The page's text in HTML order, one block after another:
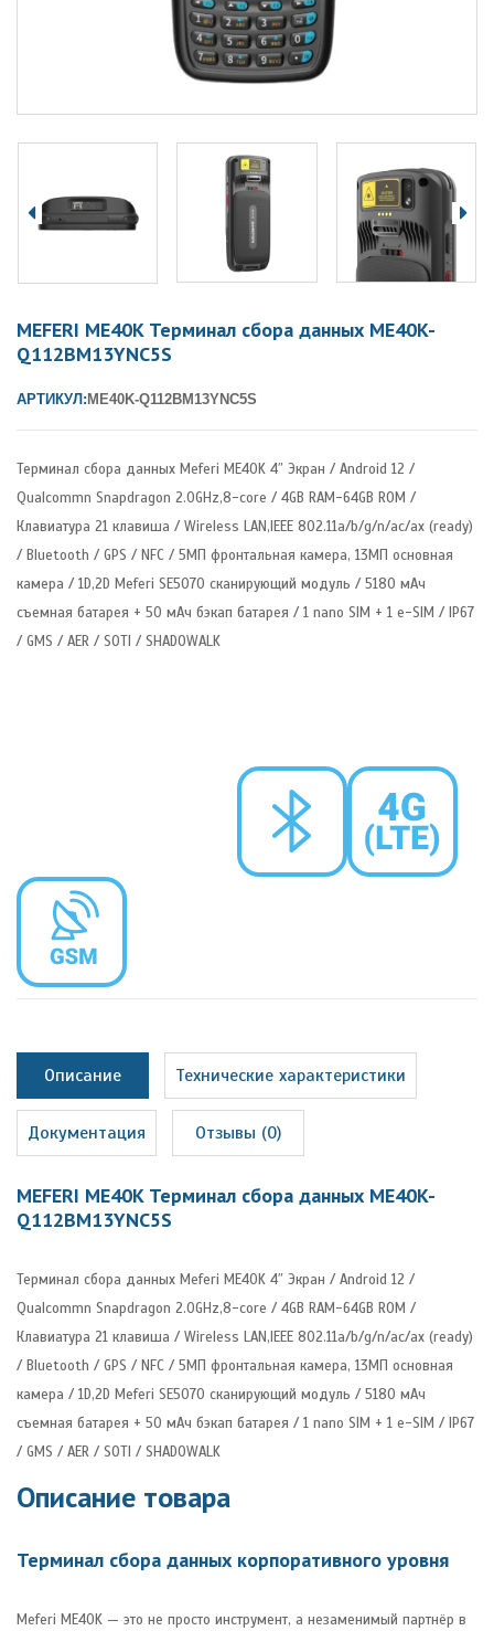
MEFERI ME40K Терминал сбора данных ME40K-
Q112BM13YNC5S
АРТИКУЛ:ME40K-Q112BM13YNC5S
Терминал сбора данных Meferi ME40K 4″ Экран / Android 12 /
Qualcommn Snapdragon 2.0GHz,8-core / 4GB RAM-64GB ROM /
Клавиатура 21 клавиша / Wireless LAN,IEEE 802.11a/b/g/n/ac/ax (ready)
/ Bluetooth / GPS / NFC / 5МП фронтальная камера, 13МП основная
камера / 1D,2D Meferi SE5070 сканирующий модуль / 5180 мАч
съемная батарея + 50 мАч бэкап батарея / 1 nano SIM + 1 e-SIM / IP67
/ GMS / AER / SOTI / SHADOWALK
Описание Технические характеристики
Документация Отзывы (0)
MEFERI ME40K Терминал сбора данных ME40K-
Q112BM13YNC5S
Терминал сбора данных Meferi ME40K 4″ Экран / Android 12 /
Qualcommn Snapdragon 2.0GHz,8-core / 4GB RAM-64GB ROM /
Клавиатура 21 клавиша / Wireless LAN,IEEE 802.11a/b/g/n/ac/ax (ready)
/ Bluetooth / GPS / NFC / 5МП фронтальная камера, 13МП основная
камера / 1D,2D Meferi SE5070 сканирующий модуль / 5180 мАч
съемная батарея + 50 мАч бэкап батарея / 1 nano SIM + 1 e-SIM / IP67
/ GMS / AER / SOTI / SHADOWALK
Описание товара
Терминал сбора данных корпоративного уровня
Meferi ME40K — это не просто инструмент, а незаменимый партнёр в